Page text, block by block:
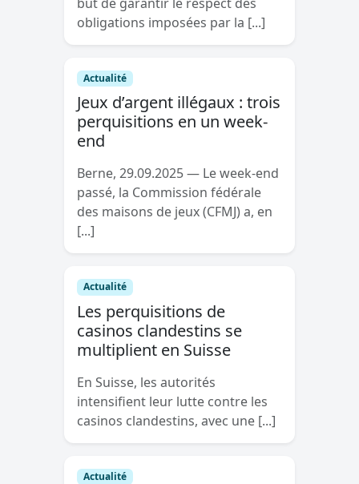
obligations imposées par la [...]
Actualité
Jeux d’argent illégaux : trois
perquisitions en un week-
end
Berne, 29.09.2025 — Le week-end
passé, la Commission fédérale
des maisons de jeux (CFMJ) a, en
[...]
Actualité
Les perquisitions de
casinos clandestins se
multiplient en Suisse
En Suisse, les autorités
intensifient leur lutte contre les
casinos clandestins, avec une [...]
Actualité